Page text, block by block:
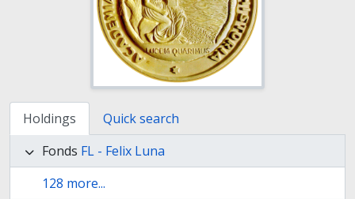
Holdings
Quick search
Fonds FL - Felix Luna
128 more...